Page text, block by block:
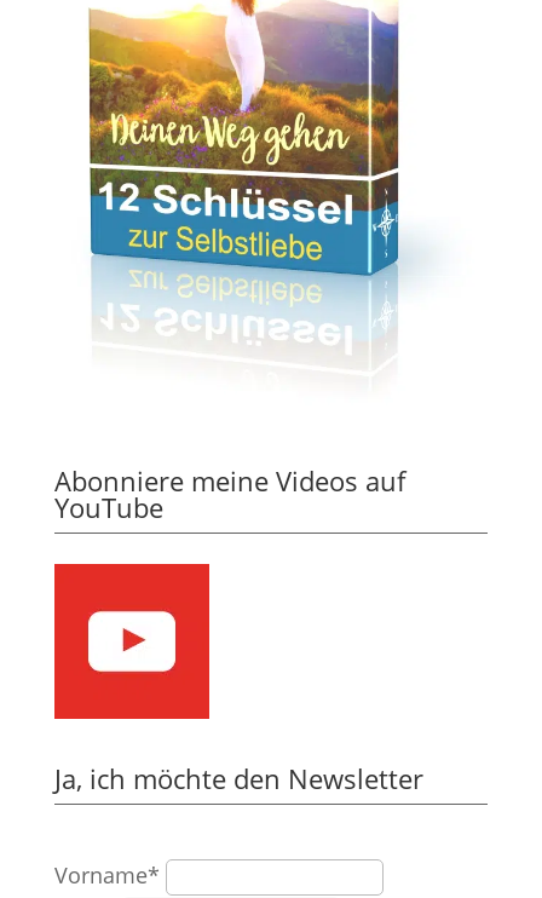
Abonniere meine Videos auf
YouTube
Ja, ich möchte den Newsletter
Vorname*